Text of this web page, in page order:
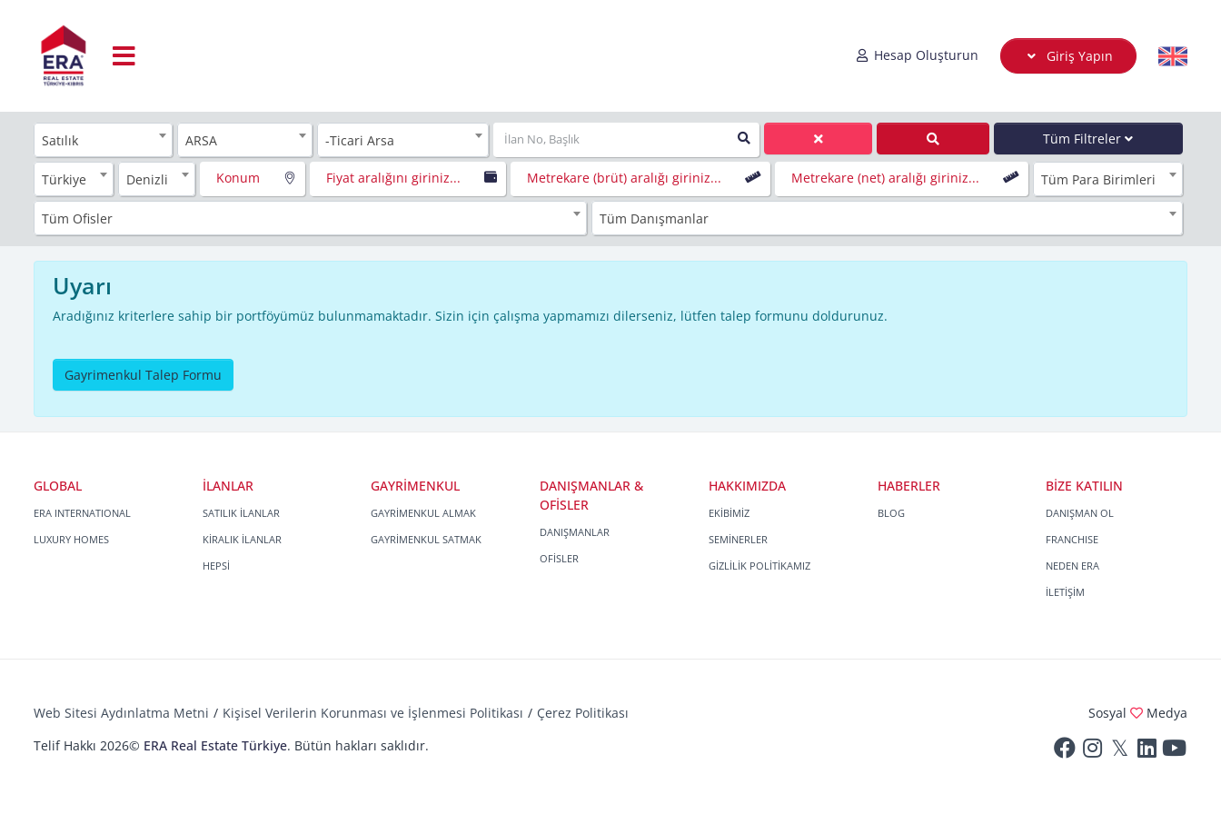
Hesap Oluşturun Giriş Yapın
Satılık ARSA -Ticari Arsa Tüm Filtreler
Türkiye Denizli Konum Fiyat aralığını giriniz... Metrekare (brüt) aralığı giriniz... Metrekare (net) aralığı giriniz... Tüm Para Birimleri
Tüm Ofisler Tüm Danışmanlar
Uyarı
Aradığınız kriterlere sahip bir portföyümüz bulunmamaktadır. Sizin için çalışma yapmamızı dilerseniz, lütfen talep formunu doldurunuz.
Gayrimenkul Talep Formu
GLOBAL
ERA INTERNATIONAL
LUXURY HOMES
İLANLAR
SATILIK İLANLAR
KİRALIK İLANLAR
HEPSİ
GAYRİMENKUL
GAYRİMENKUL ALMAK
GAYRİMENKUL SATMAK
DANIŞMANLAR &
OFİSLER
DANIŞMANLAR
OFİSLER
HAKKIMIZDA
EKİBİMİZ
SEMİNERLER
GİZLİLİK POLİTİKAMIZ
HABERLER
BLOG
BİZE KATILIN
DANIŞMAN OL
FRANCHISE
NEDEN ERA
İLETİŞİM
Web Sitesi Aydınlatma Metni Kişisel Verilerin Korunması ve İşlenmesi Politikası
Çerez Politikası
Telif Hakkı 2026© ERA Real Estate Türkiye. Bütün hakları saklıdır.
Sosyal Medya